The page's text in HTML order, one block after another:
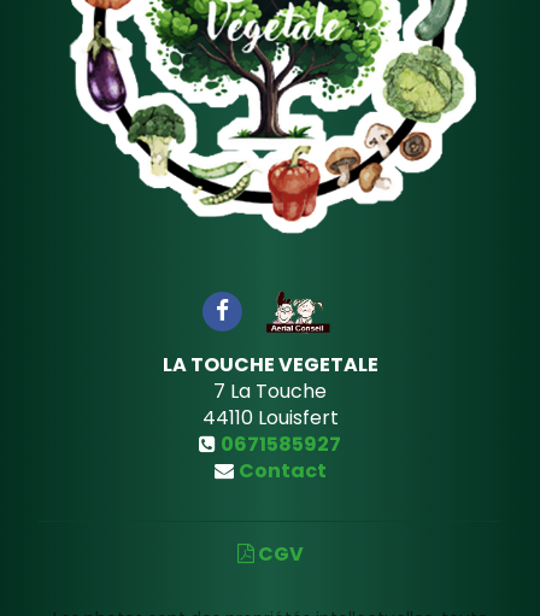
LA TOUCHE VEGETALE
7 La Touche
44110 Louisfert
0671585927
Contact
CGV